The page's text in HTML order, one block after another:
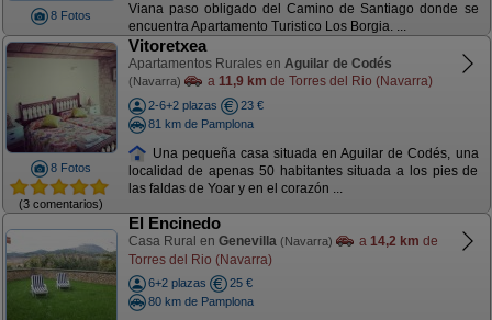
8 Fotos
Viana paso obligado del Camino de Santiago donde se
encuentra Apartamento Turistico Los Borgia. ...
8 Fotos
(3 comentarios)
Vitoretxea
Apartamentos Rurales en Aguilar de Codés
(Navarra) a 11,9 km de Torres del Rio (Navarra)
2-6+2 plazas
23 €
81 km de Pamplona
Una pequeña casa situada en Aguilar de Codés, una
localidad de apenas 50 habitantes situada a los pies de
las faldas de Yoar y en el corazón ...
El Encinedo
Casa Rural en Genevilla (Navarra) a 14,2 km de
Torres del Rio (Navarra)
6+2 plazas
25 €
80 km de Pamplona